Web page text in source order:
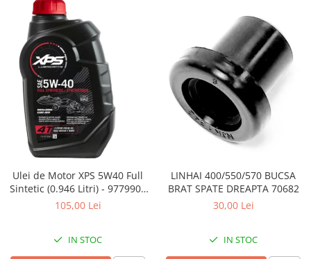
Ulei de Motor XPS 5W40 Full
Sintetic (0.946 Litri) - 9779900
CAN AM
105,00 Lei
IN STOC
LINHAI 400/550/570 BUCSA
BRAT SPATE DREAPTA 70682
30,00 Lei
IN STOC